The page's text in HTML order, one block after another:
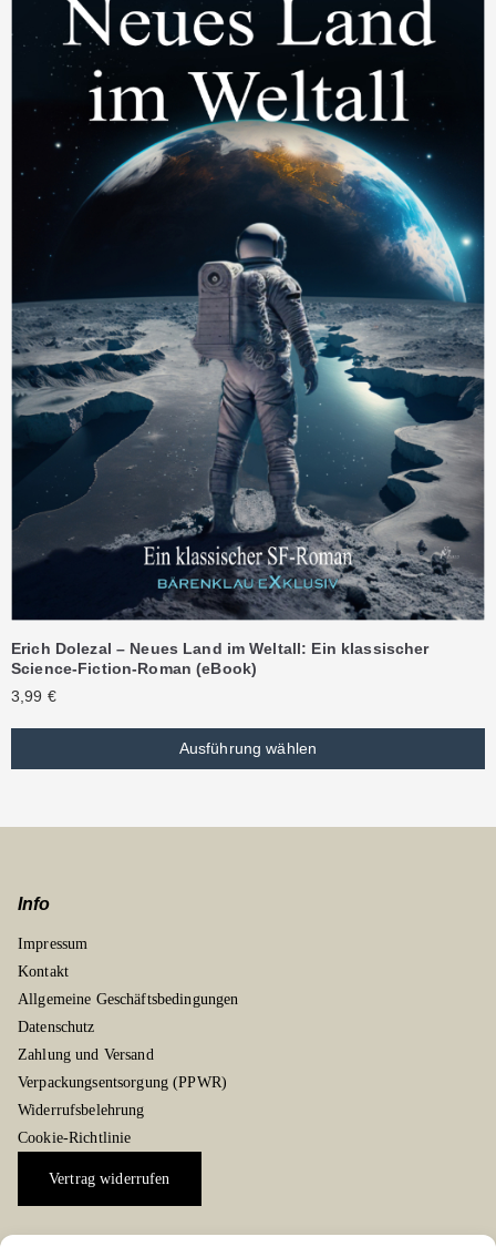
Erich Dolezal – Neues Land im Weltall: Ein klassischer
Science-Fiction-Roman (eBook)
3,99 €
Ausführung wählen
Info
Impressum
Kontakt
Allgemeine Geschäftsbedingungen
Datenschutz
Zahlung und Versand
Verpackungsentsorgung (PPWR)
Widerrufsbelehrung
Cookie-Richtlinie
Vertrag widerrufen